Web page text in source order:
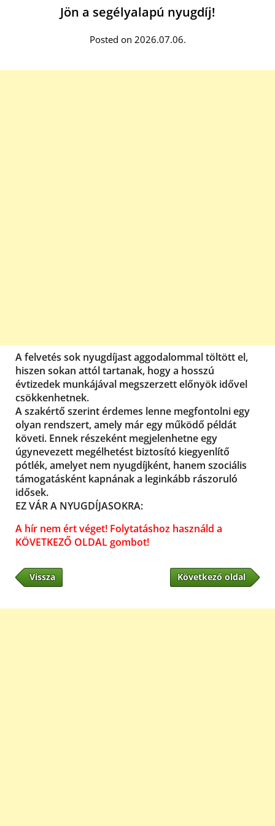
Jön a segélyalapú nyugdíj!
Posted on 2026.07.06.
A felvetés sok nyugdíjast aggodalommal töltött el,
hiszen sokan attól tartanak, hogy a hosszú
évtizedek munkájával megszerzett előnyök idővel
csökkenhetnek.
A szakértő szerint érdemes lenne megfontolni egy
olyan rendszert, amely már egy működő példát
követi. Ennek részeként megjelenhetne egy
úgynevezett megélhetést biztosító kiegyenlítő
pótlék, amelyet nem nyugdíjként, hanem szociális
támogatásként kapnának a leginkább rászoruló
idősek.
EZ VÁR A NYUGDÍJASOKRA:
A hír nem ért véget! Folytatáshoz használd a
KÖVETKEZŐ OLDAL gombot!
Vissza Következő oldal